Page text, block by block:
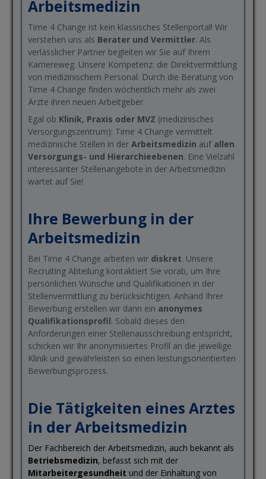
Arbeitsmedizin
Time 4 Change ist kein klassisches Stellenportal! Wir
verstehen uns als Berater und Vermittler. Als
verlässlicher Partner begleiten wir Sie auf Ihrem
Karriereweg. Unsere Kompetenz: die Direktvermittlung
von medizinischem Personal. Durch die Beratung von
Time 4 Change finden wöchentlich mehr als zwei
Ärzte ihren neuen Arbeitgeber.
Egal ob Klinik, Praxis oder MVZ (medizinisches
Versorgungszentrum): Time 4 Change vermittelt
medizinische Stellen in derArbeitsmedizin auf allen
Versorgungs- und Hierarchieebenen. Eine Vielzahl
interessanter Stellenangebote in der Arbeitsmedizin
wartet auf Sie!
Ihre Bewerbung in der
Arbeitsmedizin
Bei Time 4 Change arbeiten wir diskret. Unsere
Recruiting Abteilung kontaktiert Sie vorab, um Ihre
persönlichen Wünsche und Qualifikationen in der
Stellenvermittlung zu berücksichtigen. Anhand Ihrer
Bewerbung erstellen wir dann ein anonymes
Qualifikationsprofil. Sobald dieses den
Anforderungen einer Stellenausschreibung entspricht,
schicken wir Ihr anonymisiertes Profil an die jeweilige
Klinik und gewährleisten so einen leistungsorientierten
Bewerbungsprozess.
Die Tätigkeiten eines Arztes
in der Arbeitsmedizin
Der Fachbereich der Arbeitsmedizin, auch bekannt als
Betriebsmedizin, befasst sich mit der
Mitarbeitergesundheit und der Einhaltung von